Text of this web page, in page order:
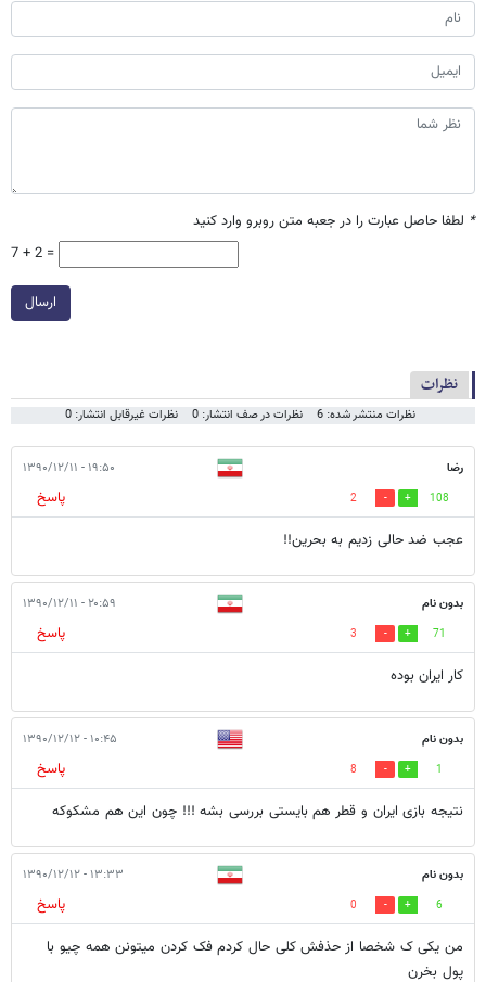
* لطفا حاصل عبارت را در جعبه متن روبرو وارد کنید
7 + 2 =
ارسال
نظرات
نظرات منتشر شده: 6 نظرات در صف انتشار: 0 نظرات غیرقابل انتشار: 0
رضا ۱۹:۵۰ - ۱۳۹۰/۱۲/۱۱
108
2
پاسخ
عجب ضد حالی زدیم به بحرین!!
بدون نام ۲۰:۵۹ - ۱۳۹۰/۱۲/۱۱
71
3
پاسخ
کار ایران بوده
بدون نام ۱۰:۴۵ - ۱۳۹۰/۱۲/۱۲
1
8
پاسخ
نتیجه بازی ایران و قطر هم بایستی بررسی بشه !!! چون این هم مشکوکه
بدون نام ۱۳:۳۳ - ۱۳۹۰/۱۲/۱۲
6
0
پاسخ
من یکی ک شخصا از حذفش کلی حال کردم فک کردن میتونن همه چیو با
پول بخرن